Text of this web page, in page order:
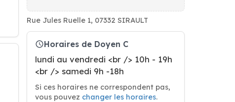
Rue Jules Ruelle 1, 07332 SIRAULT
Horaires de Doyen C
lundi au vendredi <br /> 10h - 19h
<br /> samedi 9h -18h
Si ces horaires ne correspondent pas,
vous pouvez changer les horaires.